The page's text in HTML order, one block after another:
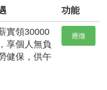
功能
實領30000
享個人無負
健保，供午
應徵